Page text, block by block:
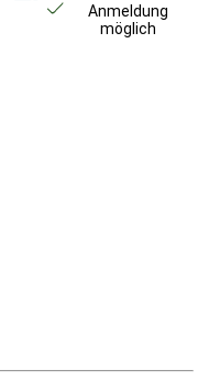
Anmeldung
möglich